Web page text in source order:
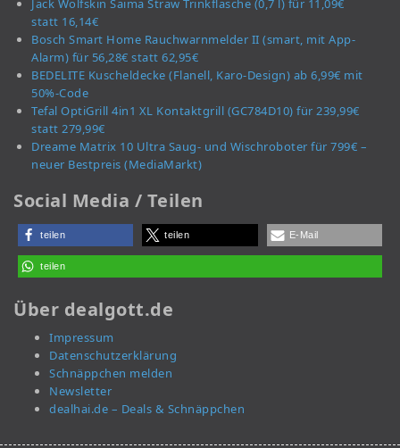
Jack Wolfskin Saima Straw Trinkflasche (0,7 l) für 11,09€
statt 16,14€
Bosch Smart Home Rauchwarnmelder II (smart, mit App-
Alarm) für 56,28€ statt 62,95€
BEDELITE Kuscheldecke (Flanell, Karo-Design) ab 6,99€ mit
50%-Code
Tefal OptiGrill 4in1 XL Kontaktgrill (GC784D10) für 239,99€
statt 279,99€
Dreame Matrix 10 Ultra Saug- und Wischroboter für 799€ –
neuer Bestpreis (MediaMarkt)
Social Media / Teilen
teilen teilen E-Mail
teilen
Über dealgott.de
Impressum
Datenschutzerklärung
Schnäppchen melden
Newsletter
dealhai.de – Deals & Schnäppchen